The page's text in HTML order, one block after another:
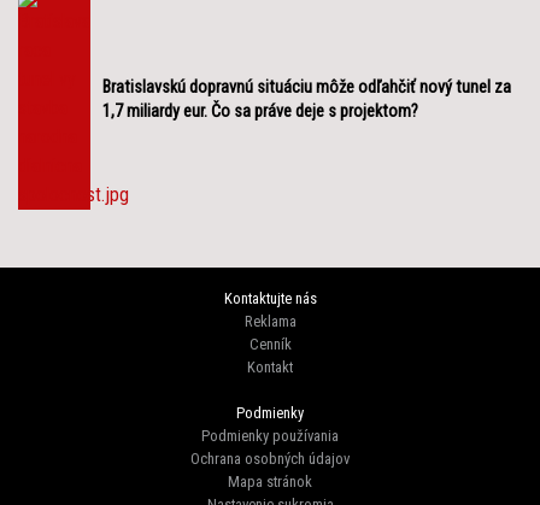
Bratislavskú dopravnú situáciu môže odľahčiť nový tunel za
1,7 miliardy eur. Čo sa práve deje s projektom?
Kontaktujte nás
Reklama
Cenník
Kontakt
Podmienky
Podmienky používania
Ochrana osobných údajov
Mapa stránok